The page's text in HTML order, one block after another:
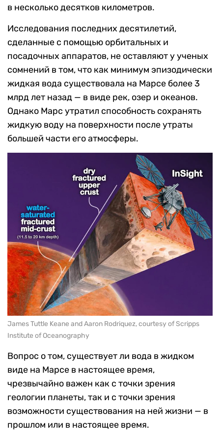
в несколько десятков километров.
Исследования последних десятилетий,
сделанные с помощью орбитальных и
посадочных аппаратов, не оставляют у ученых
сомнений в том, что как минимум эпизодически
жидкая вода существовала на Марсе более 3
млрд лет назад — в виде рек, озер и океанов.
Однако Марс утратил способность сохранять
жидкую воду на поверхности после утраты
большей части его атмосферы.
James Tuttle Keane and Aaron Rodriquez, courtesy of Scripps
Institute of Oceanography
Вопрос о том, существует ли вода в жидком
виде на Марсе в настоящее время,
чрезвычайно важен как с точки зрения
геологии планеты, так и с точки зрения
возможности существования на ней жизни — в
прошлом или в настоящее время.